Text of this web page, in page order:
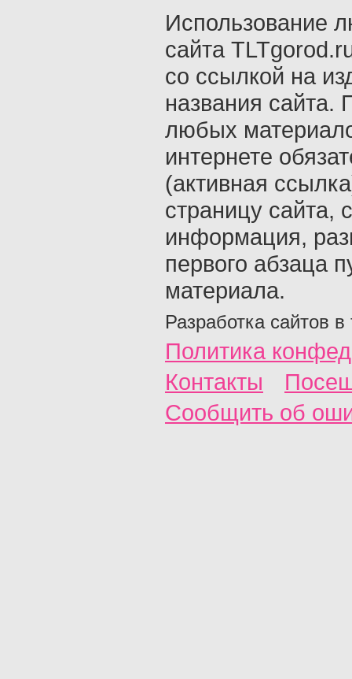
Использование
сайта
со ссылкой на
названия сайта.
любых
интернете
(активная
страницу сайта,
информация,
первого абзаца
материала.
Разработка сайтов в
Политика
Контакты
Сообщить об